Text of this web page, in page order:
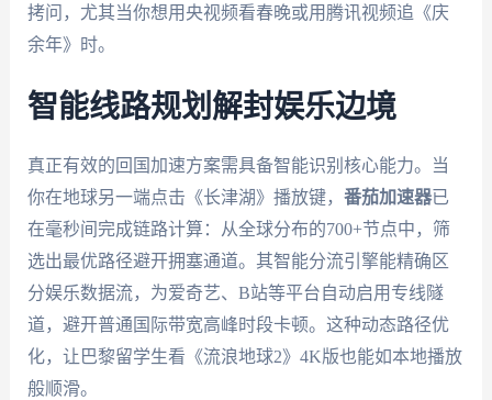
拷问，尤其当你想用央视频看春晚或用腾讯视频追《庆
余年》时。
智能线路规划解封娱乐边境
真正有效的回国加速方案需具备智能识别核心能力。当
你在地球另一端点击《长津湖》播放键， 番茄加速器已
在毫秒间完成链路计算：从全球分布的700+节点中，筛
选出最优路径避开拥塞通道。其智能分流引擎能精确区
分娱乐数据流，为爱奇艺、B站等平台自动启用专线隧
道，避开普通国际带宽高峰时段卡顿。这种动态路径优
化，让巴黎留学生看《流浪地球2》4K版也能如本地播放
般顺滑。